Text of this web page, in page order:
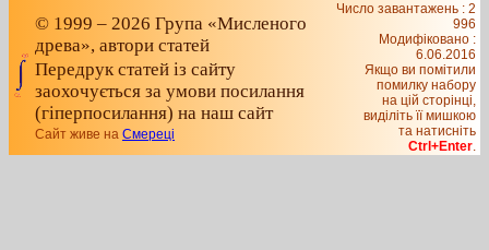
© 1999 – 2026 Група «Мисленого
древа», автори статей
Передрук статей із сайту
заохочується за умови посилання
(гіперпосилання) на наш сайт
Сайт живе на Смереці
Число завантажень : 2
996
Модифіковано :
6.06.2016
Якщо ви помітили
помилку набору
на цiй сторiнцi,
видiлiть її мишкою
та натисніть
Ctrl+Enter.